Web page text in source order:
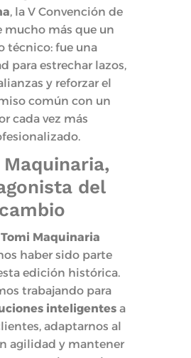
, la V Convención de
mucho más que un
técnico: fue una
para estrechar lazos,
y reforzar el
común con un
cada vez más
del
cambio
Tomi Maquinaria
haber sido parte
edición histórica.
trabajando para
inteligentes a
adaptarnos al
agilidad y mantener